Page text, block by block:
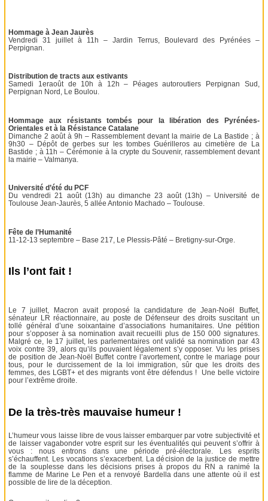
Hommage à Jean Jaurès
Vendredi 31 juillet à 11h – Jardin Terrus, Boulevard des Pyrénées –
Perpignan.
Distribution de tracts aux estivants
Samedi 1eraoût de 10h à 12h – Péages autoroutiers Perpignan Sud,
Perpignan Nord, Le Boulou.
Hommage aux résistants tombés pour la libération des Pyrénées-
Orientales et à la Résistance Catalane
Dimanche 2 août à 9h – Rassemblement devant la mairie de La Bastide ; à
9h30 – Dépôt de gerbes sur les tombes Guérilleros au cimetière de La
Bastide ; à 11h – Cérémonie à la crypte du Souvenir, rassemblement devant
la mairie – Valmanya.
Université d’été du PCF
Du vendredi 21 août (13h) au dimanche 23 août (13h) – Université de
Toulouse Jean-Jaurès, 5 allée Antonio Machado – Toulouse.
Fête de l’Humanité
11-12-13 septembre – Base 217, Le Plessis-Pâté – Bretigny-sur-Orge.
Ils l’ont fait !
Le 7 juillet, Macron avait proposé la candidature de Jean-Noël Buffet,
sénateur LR réactionnaire, au poste de Défenseur des droits suscitant un
tollé général d’une soixantaine d’associations humanitaires. Une pétition
pour s’opposer à sa nomination avait recueilli plus de 150 000 signatures.
Malgré ce, le 17 juillet, les parlementaires ont validé sa nomination par 43
voix contre 39, alors qu’ils pouvaient légalement s’y opposer. Vu les prises
de position de Jean-Noël Buffet contre l’avortement, contre le mariage pour
tous, pour le durcissement de la loi immigration, sûr que les droits des
femmes, des LGBT+ et des migrants vont être défendus ! Une belle victoire
pour l’extrême droite.
De la très-très mauvaise humeur !
L’humeur vous laisse libre de vous laisser embarquer par votre subjectivité et
de laisser vagabonder votre esprit sur les éventualités qui peuvent s’offrir à
vous : nous entrons dans une période pré-électorale. Les esprits
s’échauffent. Les vocations s’exacerbent. La décision de la justice de mettre
de la souplesse dans les décisions prises à propos du RN a ranimé la
flamme de Marine Le Pen et a renvoyé Bardella dans une attente où il est
possible de lire de la déception.